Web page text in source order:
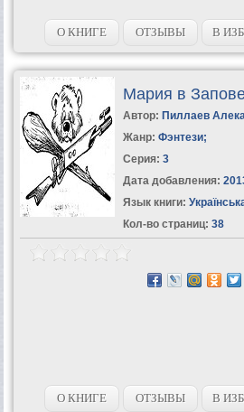
О КНИГЕ ОТЗЫВЫ В
Мария в
Автор: Пиллаев
Жанр: Фэнтези;
Серия: 3
Дата добавления:
Язык книги:
Кол-во страниц: 38
О КНИГЕ ОТЗЫВЫ В